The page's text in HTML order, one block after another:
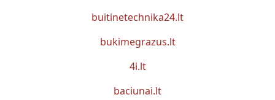
buitinetechnika24.lt
bukimegrazus.lt
4i.lt
baciunai.lt